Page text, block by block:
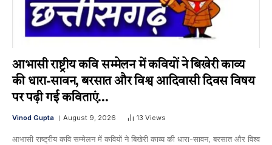
आभासी राष्ट्रीय कवि सम्मेलन में कवियों ने बिखेरी काव्य
की धारा-सावन, बरसात और विश्व आदिवासी दिवस विषय
पर पढ़ी गई कविताएं…
Vinod Gupta August 9, 2026 13 Views
आभासी राष्ट्रीय कवि सम्मेलन में कवियों ने बिखेरी काव्य की धारा-सावन, बरसात और विश्व